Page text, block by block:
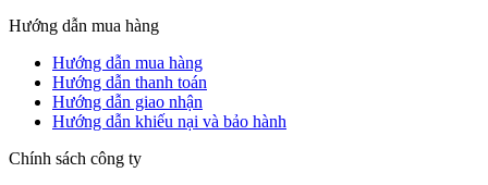
Hướng dẫn mua hàng
Hướng dẫn mua hàng
Hướng dẫn thanh toán
Hướng dẫn giao nhận
Hướng dẫn khiếu nại và bảo hành
Chính sách công ty